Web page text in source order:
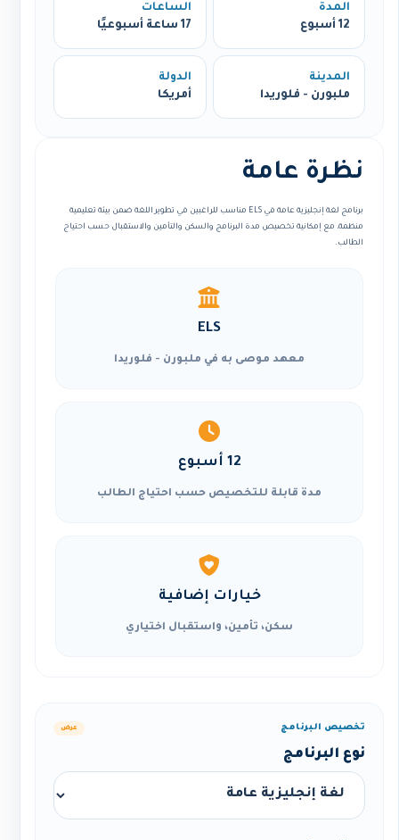
المدة
12 أسبوع
الساعات
17 ساعة أسبوعيًا
المدينة
ملبورن - فلوريدا
الدولة
أمريكا
نظرة عامة
برنامج لغة إنجليزية عامة في ELS مناسب للراغبين في تطوير اللغة ضمن بيئة تعليمية
منظمة، مع إمكانية تخصيص مدة البرنامج والسكن والتأمين والاستقبال حسب احتياج
الطالب.
ELS
معهد موصى به في ملبورن - فلوريدا
12 أسبوع
مدة قابلة للتخصيص حسب احتياج الطالب
خيارات إضافية
سكن، تأمين، واستقبال اختياري
تخصيص البرنامج عرض
نوع البرنامج